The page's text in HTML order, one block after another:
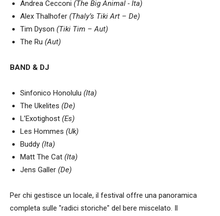
Andrea Cecconi (The Big Animal - Ita)
Alex Thalhofer (Thaly’s Tiki Art – De)
Tim Dyson (Tiki Tim – Aut)
The Ru (Aut)
BAND & DJ
Sinfonico Honolulu (Ita)
The Ukelites (De)
L’Exotighost (Es)
Les Hommes (Uk)
Buddy (Ita)
Matt The Cat (Ita)
Jens Galler (De)
Per chi gestisce un locale, il festival offre una panoramica
completa sulle "radici storiche" del bere miscelato. Il